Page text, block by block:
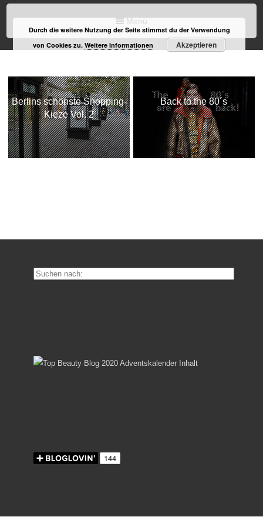
Menü
Berlins schönste Shopping-
Kieze Vol. 2
Back to the 80´s
Durch die weitere Nutzung der Seite stimmst du der Verwendung
von Cookies zu.Weitere Informationen Akzeptieren